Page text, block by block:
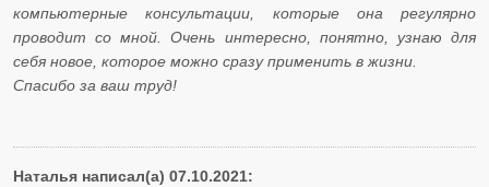
компьютерные консультации, которые она регулярно
проводит со мной. Очень интересно, понятно, узнаю для
себя новое, которое можно сразу применить в жизни.
​​​​​​​Спасибо за ваш труд!
Наталья написал(а) 07.10.2021: